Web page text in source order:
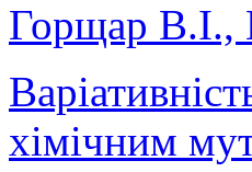
Горщар
хімічним